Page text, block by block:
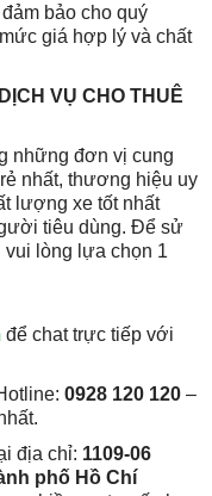
bảo cho quý
giá hợp lý và chất
VỤ CHO THUÊ
những đơn vị cung
nhất, thương hiệu uy
lượng xe tốt nhất
tiêu dùng. Để sử
vui lòng lựa chọn 1
để chat trực tiếp với
0928 120 120 –
địa chỉ: 1109-06
phố Hồ Chí